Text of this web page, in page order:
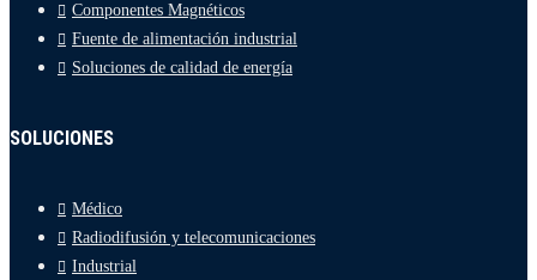
Componentes Magnéticos
Fuente de alimentación industrial
Soluciones de calidad de energía
SOLUCIONES
Médico
Radiodifusión y telecomunicaciones
Industrial